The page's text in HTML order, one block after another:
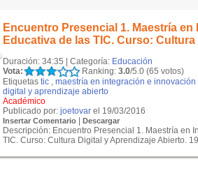
Encuentro Presencial 1. Maestría
Educativa de las TIC. Curso:
Duración: 34:35 | Categoría: Educación
Vota:
Ranking: 3.0/5.0 (65 votos)
Etiquetas tic , maestría en integración e innovación
digital y aprendizaje abierto
Académico
Publicado por: joetovar el 19/03/2016
Insertar Comentario | Descargar
Descripción: Encuentro Presencial 1. Maestría en
TIC. Curso: Cultura Digital y Aprendizaje Abierto.